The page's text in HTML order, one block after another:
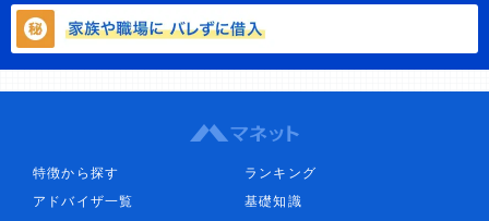
特徴から探す
ランキング
アドバイザ一覧
基礎知識